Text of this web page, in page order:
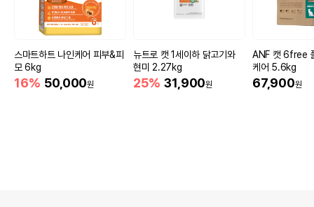
법에 의한 인증,허가 등을
받았음을 확인할수 있는
경우 그에 대한 사항
상세페이지 참조
제조국 또는 원산지 중국
제조자,수입품의 경우
Q.Y//㈜대주바이오
스마트하트 나인케어 피부&피
모 6kg
16% 50,000원
뉴트로 캣 1세이하 닭고기와
현미 2.27kg
25% 31,900원
ANF 캣 6free
케어 5.6kg
67,900원